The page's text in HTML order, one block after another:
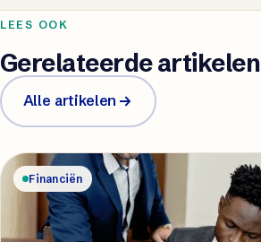
LEES OOK
Gerelateerde artikelen
Alle artikelen
Financiën